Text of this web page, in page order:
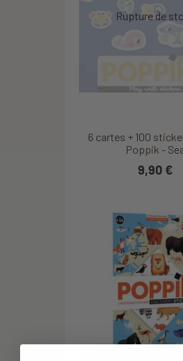
6 cartes + 100
Poppik -
9,90 €